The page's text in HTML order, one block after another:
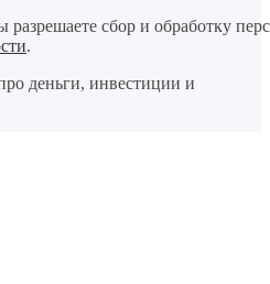
сбор и обработку
.
деньги, инвестиции и